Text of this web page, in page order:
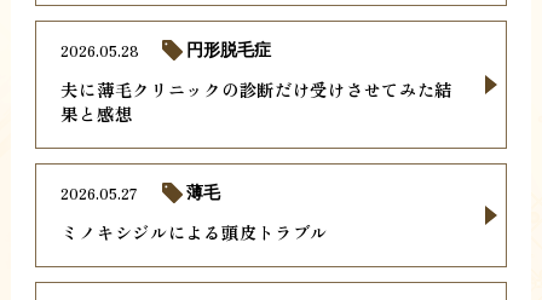
夫に薄毛クリニックの診断だけ受けさせてみた結
果と感想
2026.05.28 円形脱毛症
ミノキシジルによる頭皮トラブル
2026.05.27 薄毛